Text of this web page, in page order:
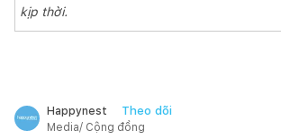
kịp thời.
Happynest Theo dõi
Media/ Cộng đồng